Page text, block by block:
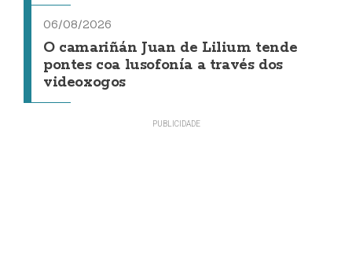
06/08/2026
O camariñán Juan de Lilium tende
pontes coa lusofonía a través dos
videoxogos